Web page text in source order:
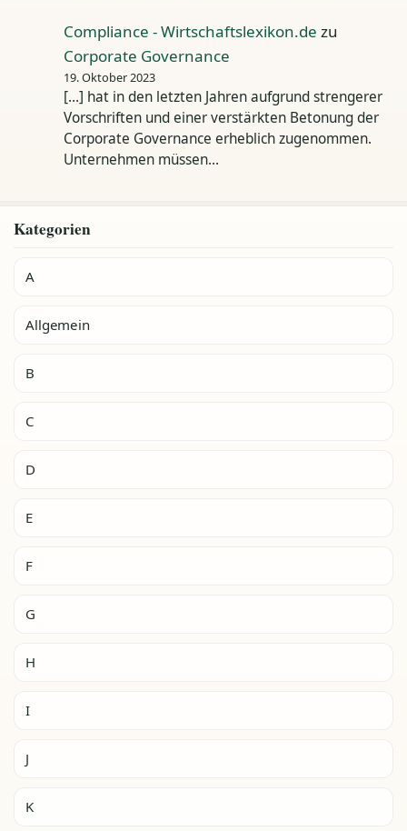
Compliance - Wirtschaftslexikon.de zu
Corporate Governance
19. Oktober 2023
[…] hat in den letzten Jahren aufgrund strengerer
Vorschriften und einer verstärkten Betonung der
Corporate Governance erheblich zugenommen.
Unternehmen müssen…
Kategorien
A
Allgemein
B
C
D
E
F
G
H
I
J
K